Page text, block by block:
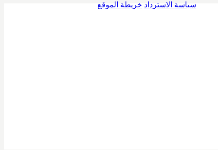
سياسة الاسترداد خريطة الموقع